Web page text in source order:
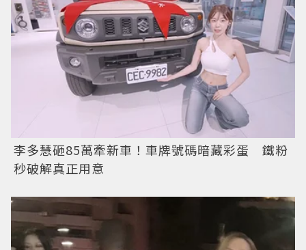
李多慧砸85萬牽新車！車牌號碼暗藏彩蛋 鐵粉
秒破解真正用意